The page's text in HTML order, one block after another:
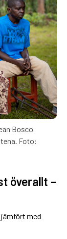
Bosco
Foto:
överallt –
jämfört med